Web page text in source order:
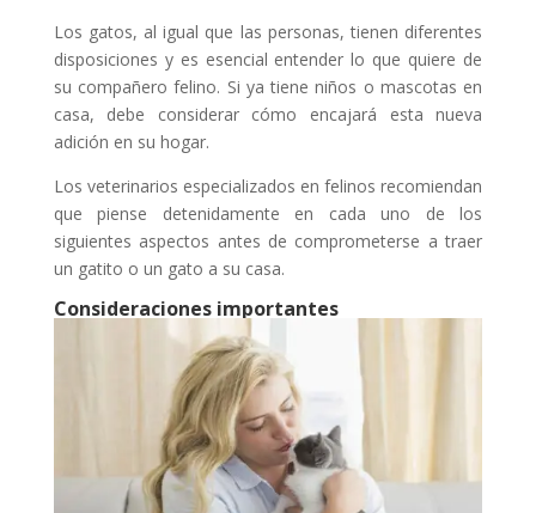
Los gatos, al igual que las personas, tienen diferentes
disposiciones y es esencial entender lo que quiere de
su compañero felino. Si ya tiene niños o mascotas en
casa, debe considerar cómo encajará esta nueva
adición en su hogar.
Los veterinarios especializados en felinos recomiendan
que piense detenidamente en cada uno de los
siguientes aspectos antes de comprometerse a traer
un gatito o un gato a su casa.
Consideraciones importantes